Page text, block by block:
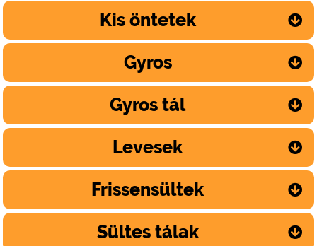
Kis öntetek
Gyros
Gyros tál
Levesek
Frissensültek
Sültes tálak